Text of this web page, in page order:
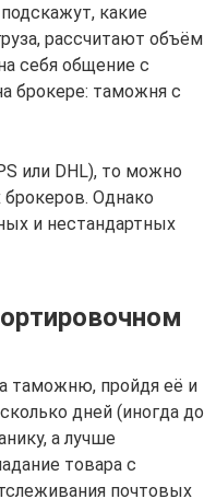
какие
рассчитают объём
себя общение с
брокере: таможня с
или DHL), то можно
Однако
и нестандартных
таможню, пройдя её и
дней (иногда до
а лучше
товара с
почтовых